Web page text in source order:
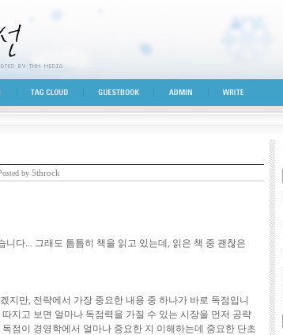
시선
TAG CLOUD GUESTBOOK ADMIN WRITE
by 5throck
니다... 그래도 틈틈히 책을 읽고 있는데, 읽은 책 중 괜찮은
지만, 전략에서 가장 중요한 내용 중 하나가 바로 독점입니
지고 보면 얼마나 독점력을 가질 수 있는 시장을 먼저 공략
점이 경영학에서 얼마나 중요한 지 이해하는데 중요한 단초